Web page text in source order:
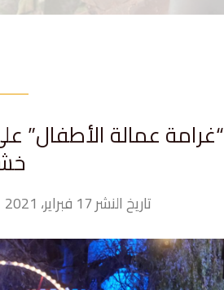
“غرامة عمالة الأطفال”
تاريخ النشر 17 فبراير، 2021